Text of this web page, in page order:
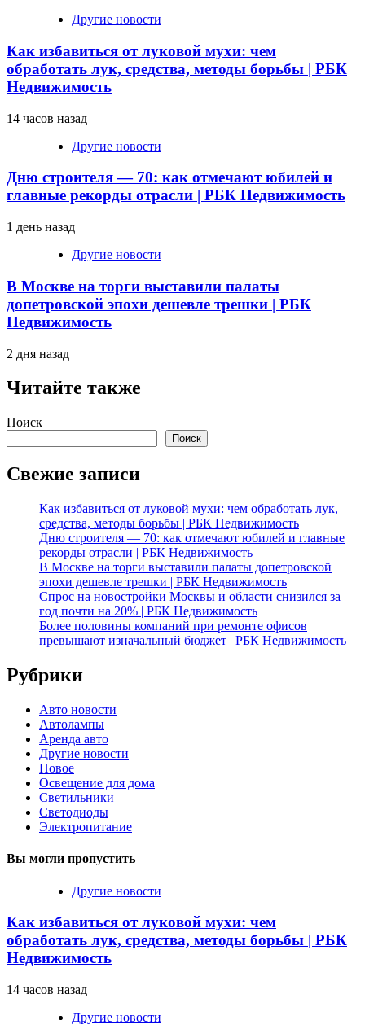
Другие новости
Как избавиться от луковой мухи: чем
обработать лук, средства, методы борьбы | РБК
Недвижимость
14 часов назад
Другие новости
Дню строителя — 70: как отмечают юбилей и
главные рекорды отрасли | РБК Недвижимость
1 день назад
Другие новости
В Москве на торги выставили палаты
допетровской эпохи дешевле трешки | РБК
Недвижимость
2 дня назад
Читайте также
Поиск
Поиск
Свежие записи
Как избавиться от луковой мухи: чем обработать лук,
средства, методы борьбы | РБК Недвижимость
Дню строителя — 70: как отмечают юбилей и главные
рекорды отрасли | РБК Недвижимость
В Москве на торги выставили палаты допетровской
эпохи дешевле трешки | РБК Недвижимость
Спрос на новостройки Москвы и области снизился за
год почти на 20% | РБК Недвижимость
Более половины компаний при ремонте офисов
превышают изначальный бюджет | РБК Недвижимость
Рубрики
Авто новости
Автолампы
Аренда авто
Другие новости
Новое
Освещение для дома
Светильники
Светодиоды
Электропитание
Вы могли пропустить
Другие новости
Как избавиться от луковой мухи: чем
обработать лук, средства, методы борьбы | РБК
Недвижимость
14 часов назад
Другие новости